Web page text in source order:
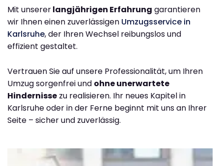
Mit unsererlangjährigen Erfahrung garantieren
wir Ihnen einen zuverlässigen Umzugsservice in
Karlsruhe, der Ihren Wechsel reibungslos und
effizient gestaltet.
Vertrauen Sie auf unsere Professionalität, um Ihren
Umzug sorgenfrei und ohne unerwartete
Hindernisse zu realisieren. Ihr neues Kapitel in
Karlsruhe oder in der Ferne beginnt mit uns an Ihrer
Seite – sicher und zuverlässig.